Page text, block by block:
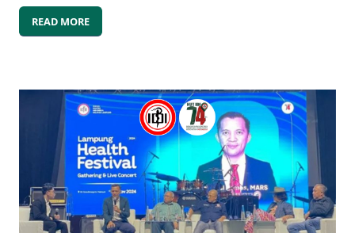
READ MORE